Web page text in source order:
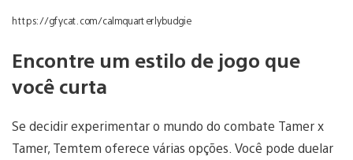
https://gfycat.com/calmquarterlybudgie
Encontre um estilo de jogo que
você curta
Se decidir experimentar o mundo do combate Tamer x
Tamer, Temtem oferece várias opções. Você pode duelar